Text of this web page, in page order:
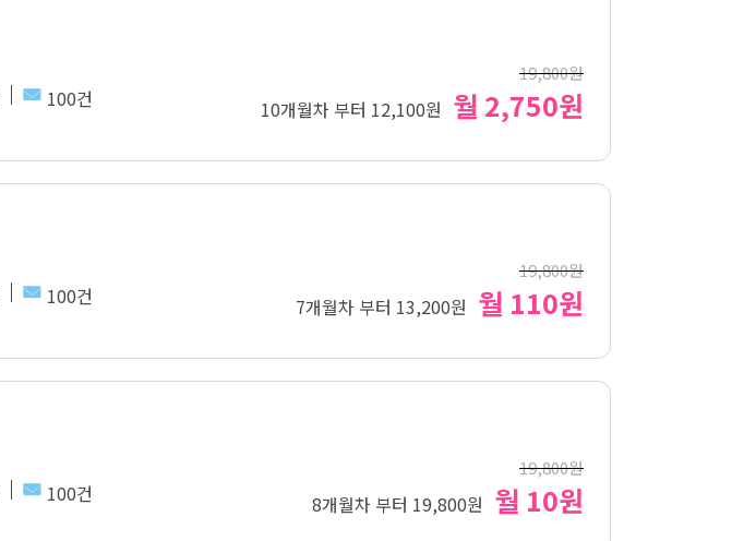
19,800원
100건 10개월차 부터 12,100원 월 2,750원
19,800원
100건 7개월차 부터 13,200원 월 110원
19,800원
100건 8개월차 부터 19,800원 월 10원